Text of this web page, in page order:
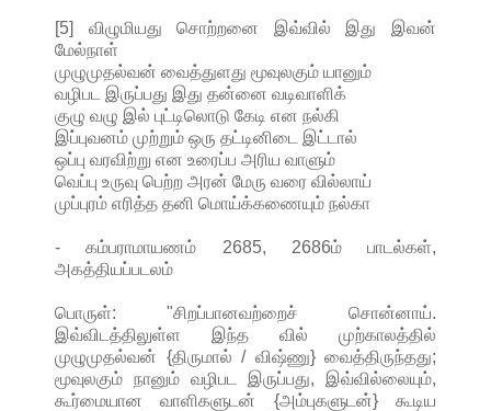
[5] விழுமியது சொற்றனை இவ்வில் இது இவன்
மேல்நாள்
முழுமுதல்வன் வைத்துளது மூவுலகும் யானும்
வழிபட இருப்பது இது தன்னை வடிவாளிக்
குழு வழு இல் புட்டிலொடு கேடி என நல்கி
இப்புவனம் முற்றும் ஒரு தட்டினிடை இட்டால்
ஒப்பு வரவிற்று என உரைப்ப அரிய வாளும்
வெப்பு உருவு பெற்ற அரன் மேரு வரை வில்லாய்
முப்புரம் எரித்த தனி மொய்க்கணையும் நல்கா
- கம்பராமாயணம் 2685, 2686ம் பாடல்கள்,
அகத்தியப்படலம்
பொருள்: "சிறப்பானவற்றைச் சொன்னாய்.
இவ்விடத்திலுள்ள இந்த வில் முற்காலத்தில்
முழுமுதல்வன் {திருமால் / விஷ்ணு} வைத்திருந்தது;
மூவுலகும் நானும் வழிபட இருப்பது, இவ்வில்லையும்,
கூர்மையான வாளிகளுடன் {அம்புகளுடன்} கூடிய